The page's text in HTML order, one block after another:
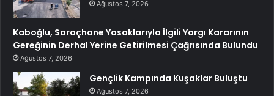
Ağustos 7, 2026
Kaboğlu, Saraçhane Yasaklarıyla İlgili Yargı Kararının
Gereğinin Derhal Yerine Getirilmesi Çağrısında Bulundu
Ağustos 7, 2026
Gençlik Kampında Kuşaklar Buluştu
Ağustos 7, 2026